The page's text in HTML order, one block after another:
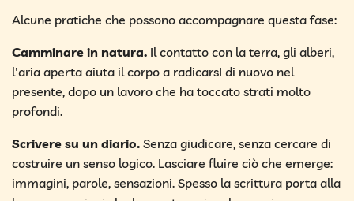
Alcune pratiche che possono accompagnare questa fase:
Camminare in natura. Il contatto con la terra, gli alberi,
l'aria aperta aiuta il corpo a radicarsI di nuovo nel
presente, dopo un lavoro che ha toccato strati molto
profondi.
Scrivere su un diario. Senza giudicare, senza cercare di
costruire un senso logico. Lasciare fluire ciò che emerge:
immagini, parole, sensazioni. Spesso la scrittura porta alla